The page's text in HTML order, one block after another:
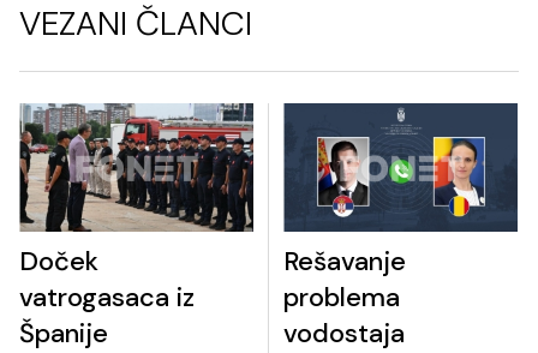
VEZANI ČLANCI
Doček
vatrogasaca iz
Španije
Rešavanje
problema
vodostaja